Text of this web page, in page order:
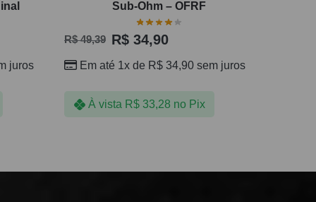
juros
Sub-Ohm – OFRF
R$49,39 R$34,90
Em até 1x de R$34,90sem juros
À vista R$33,28 no Pix